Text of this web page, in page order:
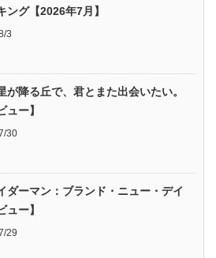
ング【2026年7月】
3
が降る丘で、君とまた出会いたい。
ュー】
30
ダーマン：ブランド・ニュー・デイ
ュー】
29